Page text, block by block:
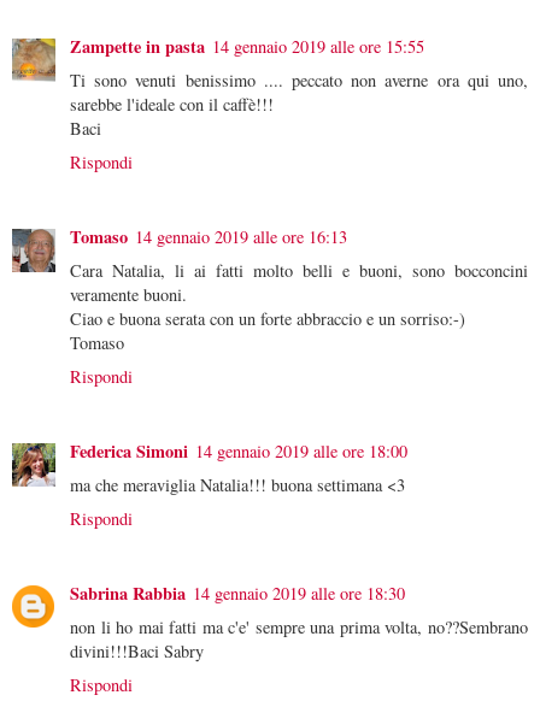
Zampette in pasta 14 gennaio 2019 alle ore 15:55
Ti sono venuti benissimo .... peccato non averne ora qui uno,
sarebbe l'ideale con il caffè!!!
Baci
Rispondi
Tomaso 14 gennaio 2019 alle ore 16:13
Cara Natalia, li ai fatti molto belli e buoni, sono bocconcini
veramente buoni.
Ciao e buona serata con un forte abbraccio e un sorriso:-)
Tomaso
Rispondi
Federica Simoni 14 gennaio 2019 alle ore 18:00
ma che meraviglia Natalia!!! buona settimana <3
Rispondi
Sabrina Rabbia 14 gennaio 2019 alle ore 18:30
non li ho mai fatti ma c'e' sempre una prima volta, no??Sembrano
divini!!!Baci Sabry
Rispondi